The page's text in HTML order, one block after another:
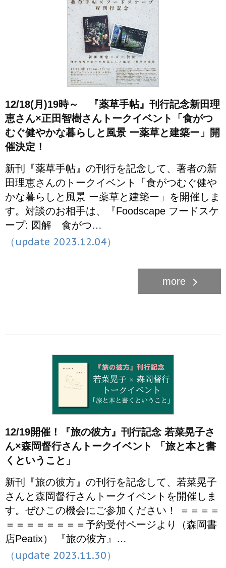
12/18(月)19時～ 『薬草手帖』刊行記念新田理
恵さん×正田智樹さんトークイベント「食がつ
むぐ健やかな暮らしと風景 ー薬草と建築ー」開
催決定！
新刊『薬草手帖』の刊行を記念して、著者の新
田理恵さんのトークイベント「食がつむぐ健や
かな暮らしと風景 ー薬草と建築ー」を開催しま
す。対談のお相手は、『Foodscape フードスケ
ープ: 図解 食がつ…
（update 2023.12.04）
12/19開催！『旅の彼方』刊行記念 若菜晃子さ
ん×森岡督行さんトークイベント 「旅と本と書
くということ」
新刊『旅の彼方』の刊行を記念して、若菜晃子
さんと森岡督行さんトークイベントを開催しま
す。ぜひこの機会にご参加ください！ ＝＝＝＝
＝＝＝＝＝＝＝＝予約受付ページより（森岡書
店Peatix） 『旅の彼方』…
（update 2023.11.30）